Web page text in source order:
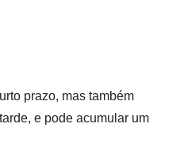
prazo, mas também
e pode acumular um